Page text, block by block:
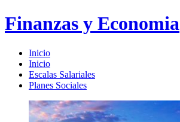
Finanzas y Economia
Inicio
Inicio
Escalas Salariales
Planes Sociales